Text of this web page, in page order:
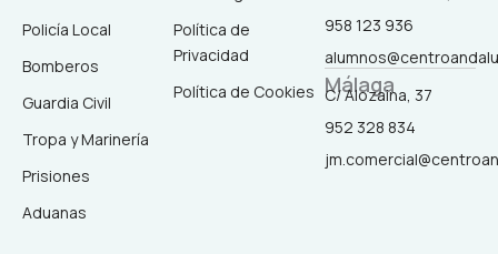
e
b
o
o
a
g
t
o u
Policía Local
Bomberos
Guardia Civil
Tropa y Marinería
Prisiones
Aduanas
Política de
Privacidad
Política de Cookies
958 123 936
Málaga
C/ Alozaina, 37
952 328 834